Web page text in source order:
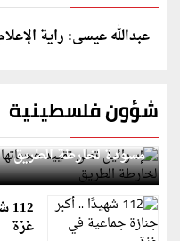
عبدالله عيسى: راية
شؤون فلسطينية
إسرائيل تعلن تقييد
مسودة لخارطة الطريق
غزة